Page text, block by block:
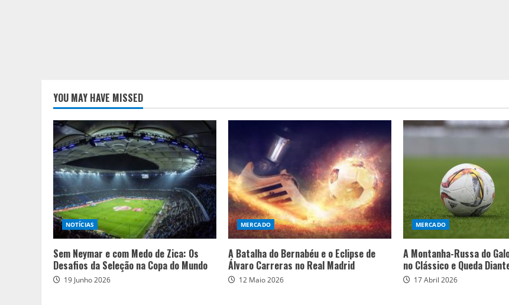
YOU MAY HAVE MISSED
NOTÍCIAS
Sem Neymar e com Medo de Zica: Os
Desafios da Seleção na Copa do Mundo
19 Junho 2026
MERCADO
A Batalha do Bernabéu e o Eclipse de
Álvaro Carreras no Real Madrid
12 Maio 2026
MERCADO
A Montanha-Russa do
no Clássico e Queda
17 Abril 2026